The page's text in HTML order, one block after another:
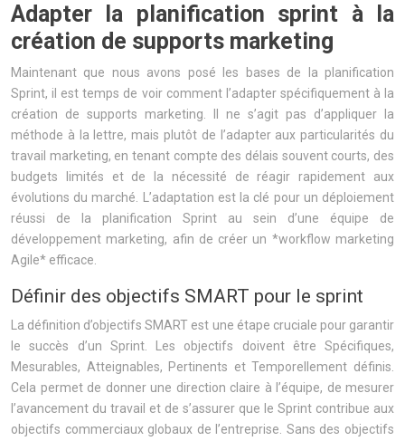
Adapter la planification sprint à la
création de supports marketing
Maintenant que nous avons posé les bases de la planification
Sprint, il est temps de voir comment l’adapter spécifiquement à la
création de supports marketing. Il ne s’agit pas d’appliquer la
méthode à la lettre, mais plutôt de l’adapter aux particularités du
travail marketing, en tenant compte des délais souvent courts, des
budgets limités et de la nécessité de réagir rapidement aux
évolutions du marché. L’adaptation est la clé pour un déploiement
réussi de la planification Sprint au sein d’une équipe de
développement marketing, afin de créer un *workflow marketing
Agile* efficace.
Définir des objectifs SMART pour le sprint
La définition d’objectifs SMART est une étape cruciale pour garantir
le succès d’un Sprint. Les objectifs doivent être Spécifiques,
Mesurables, Atteignables, Pertinents et Temporellement définis.
Cela permet de donner une direction claire à l’équipe, de mesurer
l’avancement du travail et de s’assurer que le Sprint contribue aux
objectifs commerciaux globaux de l’entreprise. Sans des objectifs